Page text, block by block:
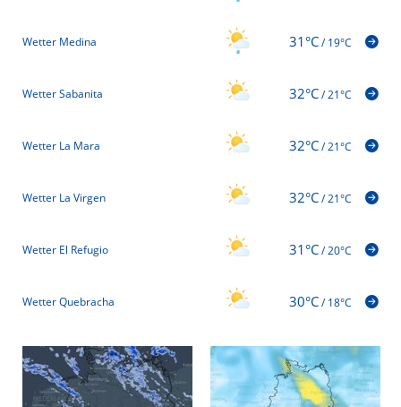
Wetter Medina 31°C/19°C
Wetter Sabanita 32°C/21°C
Wetter La Mara 32°C/21°C
Wetter La Virgen 32°C/21°C
Wetter El Refugio 31°C/20°C
Wetter Quebracha 30°C/18°C